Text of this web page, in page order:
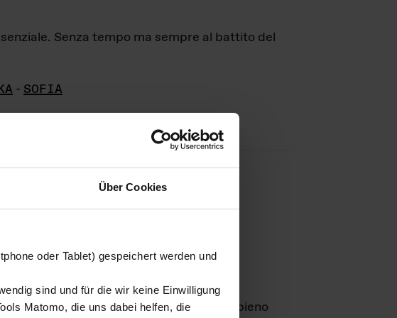
Über Cookies
oder Tablet) gespeichert werden und
sind und für die wir keine Einwilligung
Matomo, die uns dabei helfen, die
Senza tempo ma sempre al battito del
- SOFIA
Das ganze LebenGmbH e rimangono in pieno